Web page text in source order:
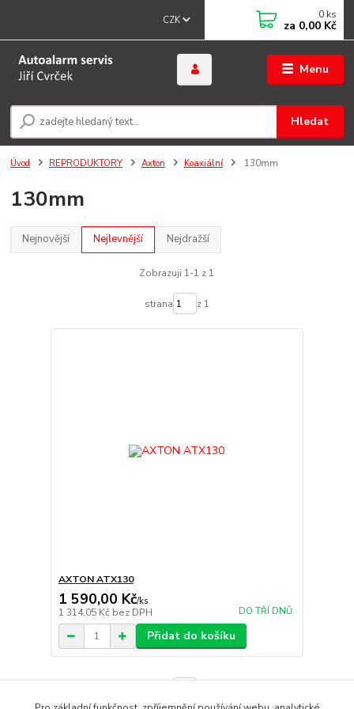
Menu
CZK
Hledat
0 ks
za 0,00 Kč
Úvod REPRODUKTORY Axton Koaxiální 130mm
130mm
Nejnovější Nejlevnější Nejdražší
Zobrazuji 1-1 z 1
strana z 1
AXTON ATX130
1 590,00 Kč/ks
1 314,05 Kč bez DPH DO TŘÍ DNŮ
Přidat do košíku